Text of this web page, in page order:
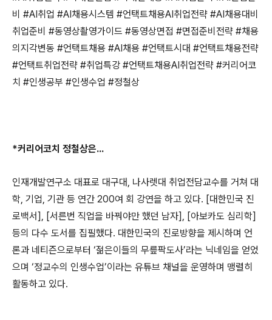
비 #AI취업 #AI채용시스템 #언택트채용AI취업전략 #AI채용대비
취업준비 #동영상촬영가이드 #동영상면접 #면접준비전략 #채용
의지각변동 #언택트채용 #AI채용 #언택트시대 #언택트채용전략
#언택트취업전략 #취업특강 #언택트채용AI취업전략 #커리어코
치 #인생공부 #인생수업 #정철상
*커리어코치 정철상은...
인재개발연구소 대표로 대구대, 나사렛대 취업전담교수를 거쳐 대
학, 기업, 기관 등 연간 200여 회 강연을 하고 있다. [대한민국 진
로백서], [서른번 직업을 바꿔야만 했던 남자], [아보카도 심리학]
등의 다수 도서를 집필했다. 대한민국의 진로방향을 제시하며 언
론과 네티즌으로부터 ‘젊은이들의 무릎팍도사’라는 닉네임을 얻었
으며 ‘정교수의 인생수업’이라는 유튜브 채널을 운영하며 맹렬히
활동하고 있다.